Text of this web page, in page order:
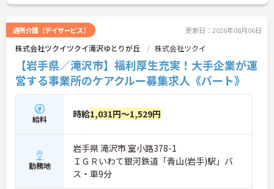
通所介護（デイサービス） 更新日：2026年08月06日
株式会社ツクイツクイ滝沢ゆとりが丘 株式会社ツクイ
【岩手県／滝沢市】福利厚生充実！大手企業が運
営する事業所のケアクルー募集求人《パート》
給料 時給1,031円～1,529円
勤務地
岩手県 滝沢市 室小路378-1
ＩＧＲいわて銀河鉄道「青山(岩手)駅」バ
ス・車9分